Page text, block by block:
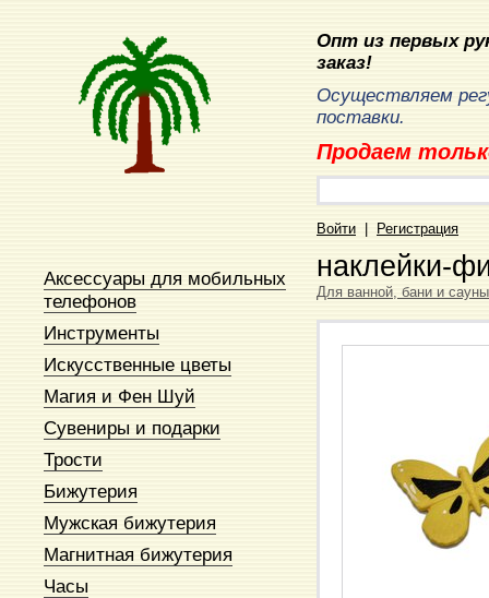
Аксессуары для мобильных
телефонов
Инструменты
Искусственные цветы
Магия и Фен Шуй
Сувениры и подарки
Трости
Бижутерия
Мужская бижутерия
Магнитная бижутерия
Часы
Опт из первых
заказ!
Осуществляем
поставки.
Продаем
Войти Регистрация
наклейки-
Для ванной, бани и сауны